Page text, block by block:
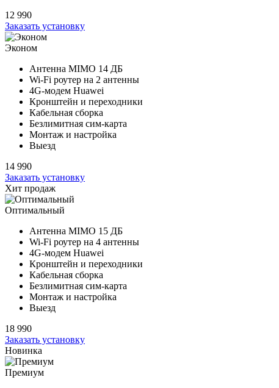
12 990
Заказать установку
Эконом
Антенна MIMO 14 ДБ
Wi-Fi роутер на 2 антенны
4G-модем Huawei
Кронштейн и переходники
Кабельная сборка
Безлимитная сим-карта
Монтаж и настройка
Выезд
14 990
Заказать установку
Хит продаж
Оптимальный
Антенна MIMO 15 ДБ
Wi-Fi роутер на 4 антенны
4G-модем Huawei
Кронштейн и переходники
Кабельная сборка
Безлимитная сим-карта
Монтаж и настройка
Выезд
18 990
Заказать установку
Новинка
Премиум